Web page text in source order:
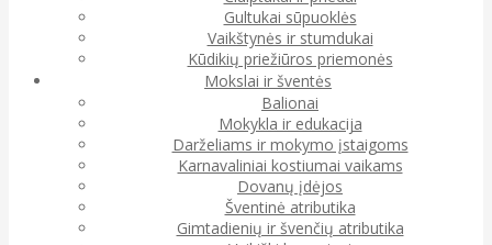
Gultukai sūpuoklės
Vaikštynės ir stumdukai
Kūdikių priežiūros priemonės
Mokslai ir šventės
Balionai
Mokykla ir edukacija
Darželiams ir mokymo įstaigoms
Karnavaliniai kostiumai vaikams
Dovanų įdėjos
Šventinė atributika
Gimtadienių ir švenčių atributika